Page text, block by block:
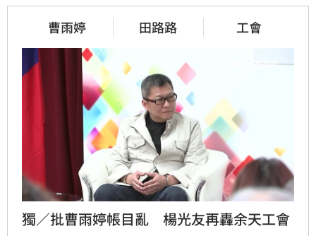
曹雨婷 田路路 工會
獨／批曹雨婷帳目亂　楊光友再轟余天工會